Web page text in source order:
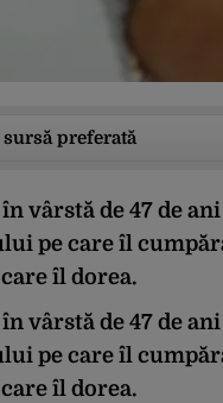
preferată
vârstă de 47 de
pe care îl
îl dorea.
vârstă de 47 de
pe care îl
îl dorea.